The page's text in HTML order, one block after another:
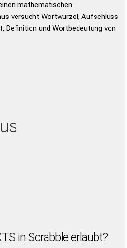
mathematischen
versucht Wortwurzel, Aufschluss
Definition und Wortbedeutung von
in Scrabble erlaubt?